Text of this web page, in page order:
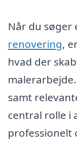
Når du søger
renovering,
hvad der
samt
central rolle i
professionelt